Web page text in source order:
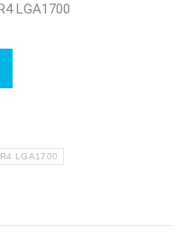
LGA1700
LGA1700